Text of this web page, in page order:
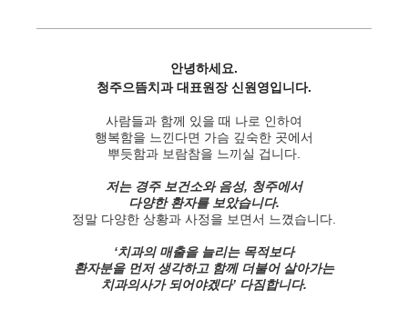
안녕하세요.
청주으뜸치과 대표원장 신원영입니다.
사람들과 함께 있을 때 나로 인하여
행복함을 느낀다면 가슴 깊숙한 곳에서
뿌듯함과 보람참을 느끼실 겁니다.
저는 경주 보건소와 음성, 청주에서
다양한 환자를 보았습니다.
정말 다양한 상황과 사정을 보면서 느꼈습니다.
‘치과의 매출을 늘리는 목적보다
환자분을 먼저 생각하고 함께 더불어 살아가는
치과의사가 되어야겠다’ 다짐합니다.